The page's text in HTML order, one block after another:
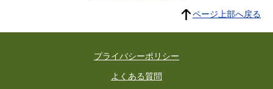
ページ上部へ戻る
プライバシーポリシー
よくある質問